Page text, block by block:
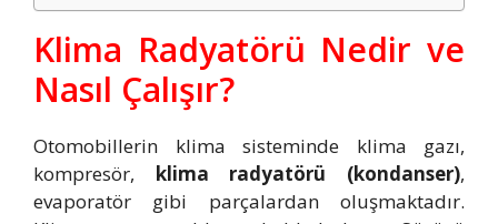
Klima Radyatörü Nedir ve
Nasıl Çalışır?
Otomobillerin klima sisteminde klima gazı,
kompresör, klima radyatörü (kondanser),
evaporatör gibi parçalardan oluşmaktadır.